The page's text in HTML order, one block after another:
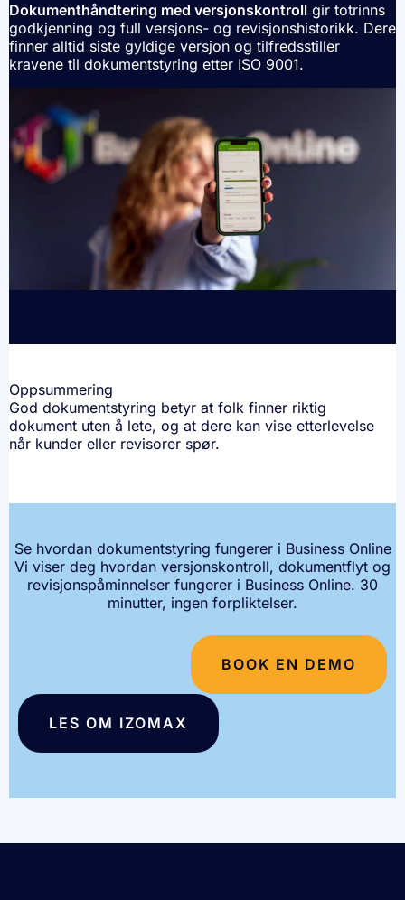
Dokumenthåndtering med versjonskontroll gir totrinns
godkjenning og full versjons- og revisjonshistorikk. Dere
finner alltid siste gyldige versjon og tilfredsstiller
kravene til dokumentstyring etter ISO 9001.
Oppsummering
God dokumentstyring betyr at folk finner riktig
dokument uten å lete, og at dere kan vise etterlevelse
når kunder eller revisorer spør.
Se hvordan dokumentstyring fungerer i Business Online
Vi viser deg hvordan versjonskontroll, dokumentflyt og
revisjonspåminnelser fungerer i Business Online. 30
minutter, ingen forpliktelser.
BOOK EN DEMO
LES OM IZOMAX